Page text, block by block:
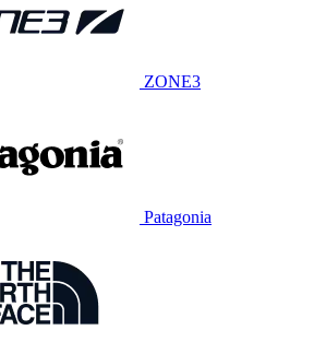
ZONE3
Patagonia